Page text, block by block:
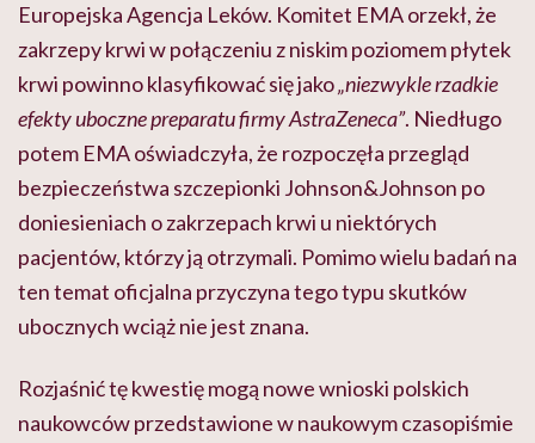
Europejska Agencja Leków. Komitet EMA orzekł, że
zakrzepy krwi w połączeniu z niskim poziomem płytek
krwi powinno klasyfikować się jako„niezwykle rzadkie
efekty uboczne preparatu firmy AstraZeneca”. Niedługo
potem EMA oświadczyła, że rozpoczęła przegląd
bezpieczeństwa szczepionki Johnson&Johnson po
doniesieniach o zakrzepach krwi u niektórych
pacjentów, którzy ją otrzymali. Pomimo wielu badań na
ten temat oficjalna przyczyna tego typu skutków
ubocznych wciąż nie jest znana.
Rozjaśnić tę kwestię mogą nowe wnioski polskich
naukowców przedstawione w naukowym czasopiśmie